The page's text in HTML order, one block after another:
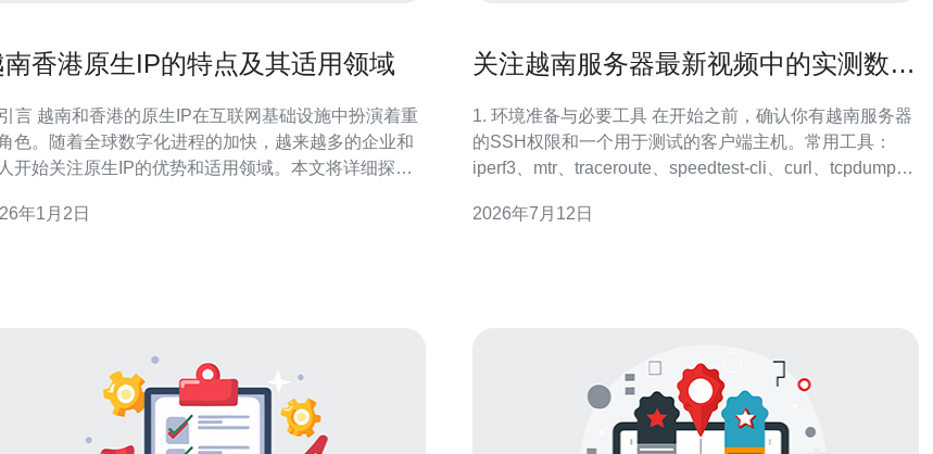
南香港原生IP的特点及其适用领域
IP在互联网基础设施中扮演着重
色。随着全球数字化进程的加快，越来越多的企业和
开始关注原生IP的优势和适用领域。本文将详细探讨
技术领域进行分析。 2. 越南原生IP的特点 越南的原
年1月2日
关注越南服务器最新视频中的实测数据
1. 环境准备与必要工具 在开始之前，确认你有越南服务器
的SSH权限和一个用于测试的客户端主机。常用工具：
iperf3、mtr、traceroute、speedtest-cli、curl、tcpdump、
update && apt install -y iperf3 mtr t
2026年7月12日